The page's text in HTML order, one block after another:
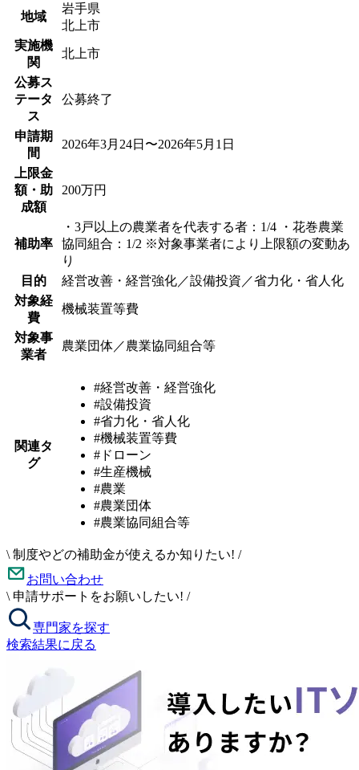
地域
岩手県
北上市
実施機
関
北上市
公募ス
テータ
ス
公募終了
申請期
間
2026年3月24日〜2026年5月1日
上限金
額・助
成額
200万円
補助率
・3戸以上の農業者を代表する者：1/4 ・花巻農業
協同組合：1/2 ※対象事業者により上限額の変動あ
り
目的
経営改善・経営強化／設備投資／省力化・省人化
対象経
費
機械装置等費
対象事
業者
農業団体／農業協同組合等
関連タ
グ
#経営改善・経営強化
#設備投資
#省力化・省人化
#機械装置等費
#ドローン
#生産機械
#農業
#農業団体
#農業協同組合等
\ 制度やどの補助金が使えるか知りたい! /
お問い合わせ
\ 申請サポートをお願いしたい! /
専門家を探す
検索結果に戻る